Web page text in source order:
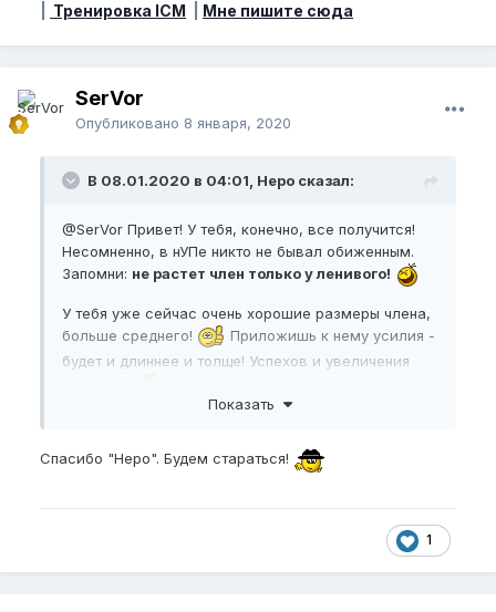
Тренировка ICM Мне пишите сюда
SerVor
Опубликовано 8 января, 2020
В 08.01.2020 в 04:01, Неро сказал:
@SerVor Привет! У тебя, конечно, все получится!
Несомненно, в нУПе никто не бывал обиженным.
Запомни: не растет член только у ленивого!
У тебя уже сейчас очень хорошие размеры члена,
больше среднего!
Приложишь к нему усилия -
будет и длиннее и толще! Успехов и увеличения
Показать
Спасибо "Неро". Будем стараться!
1